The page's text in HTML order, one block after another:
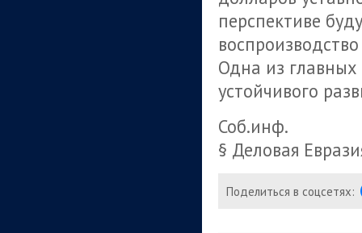
перспективе
Одна из
устойчивого
Соб.инф.
§ Деловая
Поделиться в соцсетях: